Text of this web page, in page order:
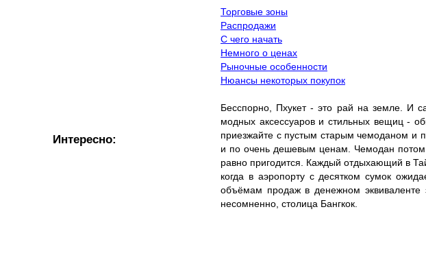
Интересно:
Торговые зоны
Распродажи
С чего начать
Немного о ценах
Рыночные особенности
Нюансы некоторых покупок
Бесспорно, Пхукет - это рай на земле. И
модных аксессуаров и стильных вещиц -
приезжайте с пустым старым чемоданом и
и по очень дешевым ценам. Чемодан потом
равно пригодится. Каждый отдыхающий в
когда в аэропорту с десятком сумок
объёмам продаж в денежном эквиваленте
несомненно, столица Бангкок.